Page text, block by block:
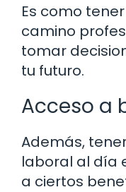
Es como
camino
tomar
tu futuro.
Acceso a
Además,
laboral al día
a ciertos